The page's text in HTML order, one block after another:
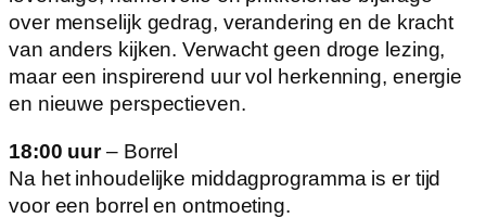
over menselijk gedrag, verandering en de kracht
van anders kijken. Verwacht geen droge lezing,
maar een inspirerend uur vol herkenning, energie
en nieuwe perspectieven.
18:00 uur– Borrel
Na het inhoudelijke middagprogramma is er tijd
voor een borrel en ontmoeting.